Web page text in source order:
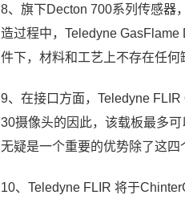
8、旗下Decton 700系列传感器
造过程中，Teledyne
件下，材料和工艺上不存在任何
9、在接口方面，Teledyne
30摄像头的因此，该载板最多
无疑是一个重要的优势除了这四
10、Teledyne FLIR 将于